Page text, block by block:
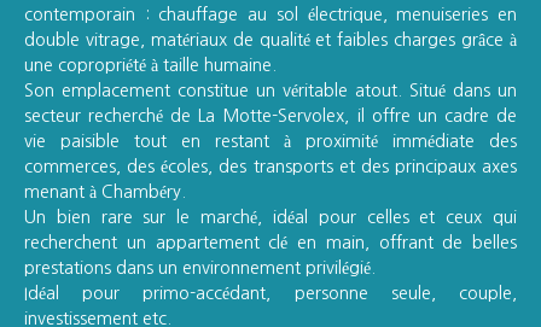
contemporain : chauffage au sol électrique, menuiseries en
double vitrage, matériaux de qualité et faibles charges grâce à
une copropriété à taille humaine.
Son emplacement constitue un véritable atout. Situé dans un
secteur recherché de La Motte-Servolex, il offre un cadre de
vie paisible tout en restant à proximité immédiate des
commerces, des écoles, des transports et des principaux axes
menant à Chambéry.
Un bien rare sur le marché, idéal pour celles et ceux qui
recherchent un appartement clé en main, offrant de belles
prestations dans un environnement privilégié.
Idéal pour primo-accédant, personne seule, couple,
investissement etc.